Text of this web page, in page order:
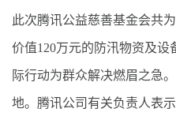
此次腾讯公益慈善基金会共
价值120万元的防汛物资及
际行动为群众解决燃眉之急
地。腾讯公司有关负责人表